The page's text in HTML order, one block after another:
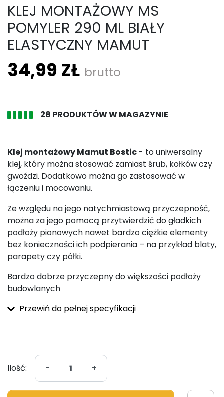
KLEJ MONTAŻOWY MS
POMYLER 290 ML BIAŁY
ELASTYCZNY MAMUT
34,99 ZŁ brutto
28 PRODUKTÓW W MAGAZYNIE
Klej montażowy Mamut Bostic - to uniwersalny
klej, który można stosować zamiast śrub, kołków czy
gwoździ. Dodatkowo można go zastosować w
łączeniu i mocowaniu.
Ze względu na jego natychmiastową przyczepność,
można za jego pomocą przytwierdzić do gładkich
podłoży pionowych nawet bardzo ciężkie elementy
bez konieczności ich podpierania – na przykład blaty,
parapety czy półki.
Bardzo dobrze przyczepny do większości podłoży
budowlanych
Przewiń do pełnej specyfikacji
Ilość: - +